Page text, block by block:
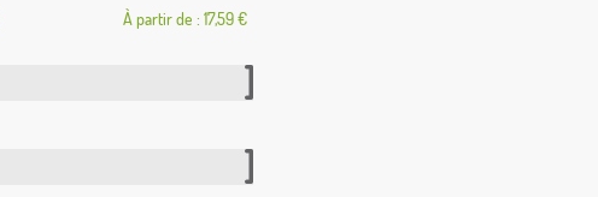
À partir de : 17,59 €